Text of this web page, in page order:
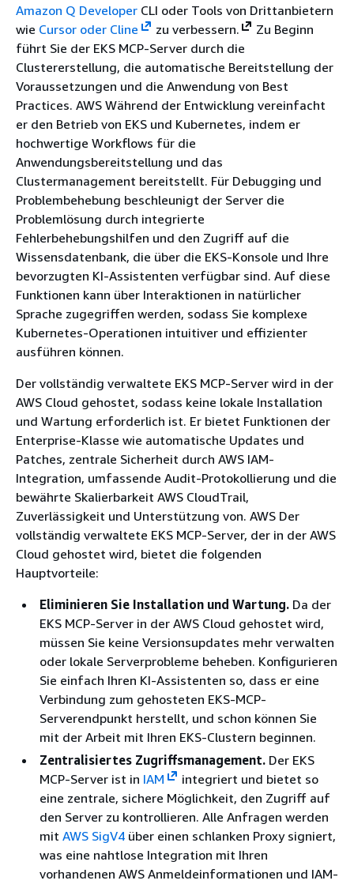
Amazon Q Developer CLI oder Tools von Drittanbietern
wie Cursor oder Cline zu verbessern.
Zu Beginn
führt Sie der EKS MCP-Server durch die
Clustererstellung, die automatische Bereitstellung der
Voraussetzungen und die Anwendung von Best
Practices. AWS Während der Entwicklung vereinfacht
er den Betrieb von EKS und Kubernetes, indem er
hochwertige Workflows für die
Anwendungsbereitstellung und das
Clustermanagement bereitstellt. Für Debugging und
Problembehebung beschleunigt der Server die
Problemlösung durch integrierte
Fehlerbehebungshilfen und den Zugriff auf die
Wissensdatenbank, die über die EKS-Konsole und Ihre
bevorzugten KI-Assistenten verfügbar sind. Auf diese
Funktionen kann über Interaktionen in natürlicher
Sprache zugegriffen werden, sodass Sie komplexe
Kubernetes-Operationen intuitiver und effizienter
ausführen können.
Der vollständig verwaltete EKS MCP-Server wird in der
AWS Cloud gehostet, sodass keine lokale Installation
und Wartung erforderlich ist. Er bietet Funktionen der
Enterprise-Klasse wie automatische Updates und
Patches, zentrale Sicherheit durch AWS IAM-
Integration, umfassende Audit-Protokollierung und die
bewährte Skalierbarkeit AWS CloudTrail,
Zuverlässigkeit und Unterstützung von. AWS Der
vollständig verwaltete EKS MCP-Server, der in der AWS
Cloud gehostet wird, bietet die folgenden
Hauptvorteile:
Eliminieren Sie Installation und Wartung. Da der
EKS MCP-Server in der AWS Cloud gehostet wird,
müssen Sie keine Versionsupdates mehr verwalten
oder lokale Serverprobleme beheben. Konfigurieren
Sie einfach Ihren KI-Assistenten so, dass er eine
Verbindung zum gehosteten EKS-MCP-
Serverendpunkt herstellt, und schon können Sie
mit der Arbeit mit Ihren EKS-Clustern beginnen.
Zentralisiertes Zugriffsmanagement. Der EKS
MCP-Server ist in IAM
integriert und bietet so
eine zentrale, sichere Möglichkeit, den Zugriff auf
den Server zu kontrollieren. Alle Anfragen werden
mit AWS SigV4 über einen schlanken Proxy signiert,
was eine nahtlose Integration mit Ihren
vorhandenen AWS Anmeldeinformationen und IAM-